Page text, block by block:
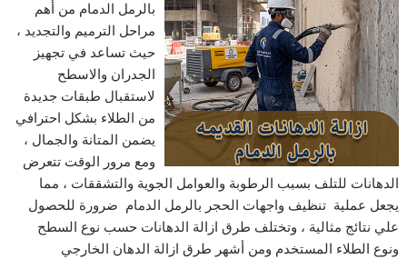
بالرمل الدمام من أهم
مراحل الترميم والتجديد ،
حيث تساعد في تجهيز
الجدران والاسطح
لاستقبال طبقات جديدة
من الطلاء بشكل احترافي
يضمن المتانة والجمال ،
ومع مرور الوقت تتعرض
الدهانات للتلف بسبب الرطوبة والعوامل الجوية والتشققات ، مما
يجعل عملية تنظيف واجهات الحجر بالرمل الدمام ضرورة للحصول
علي نتائج مثالية ، وتختلف طرق ازالة الدهانات حسب نوع السطح
ونوع الطلاء المستخدم ومن أشهر طرق ازالة الدهان الخارجي